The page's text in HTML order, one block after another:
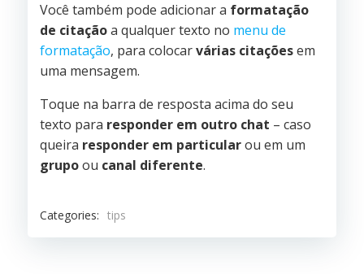
Você também pode adicionar a formatação
de citaçãoa qualquer texto no menu de
formatação, para colocarvárias citaçõesem
uma mensagem.
Toque na barra de resposta acima do seu
texto para responder em outro chat – caso
queira responder em particularou em um
grupoou canal diferente.
Categories: tips